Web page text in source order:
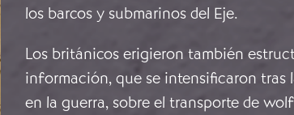
los barcos y submarinos del Eje.
Los británicos erigieron también
información, que se intensificaron tras
en la guerra, sobre el transporte de